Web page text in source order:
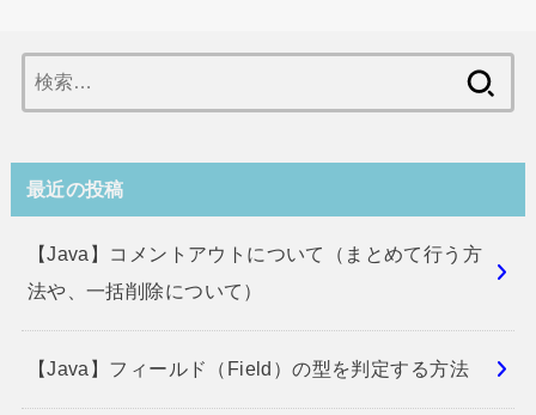
索:
最近の投稿
【Java】コメントアウトについて（まとめて行う方
法や、一括削除について）
【Java】フィールド（Field）の型を判定する方法